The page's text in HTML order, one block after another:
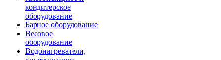
кондитерское
оборудование
Барное оборудование
Весовое
оборудование
Водонагреватели,